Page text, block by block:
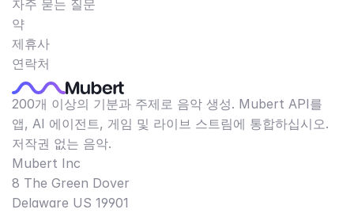
자주 묻는 질문
약
제휴사
연락처
200개 이상의 기분과 주제로 음악 생성. Mubert API를
앱, AI 에이전트, 게임 및 라이브 스트림에 통합하십시오.
저작권 없는 음악.
Mubert Inc
8 The Green Dover
Delaware US 19901​